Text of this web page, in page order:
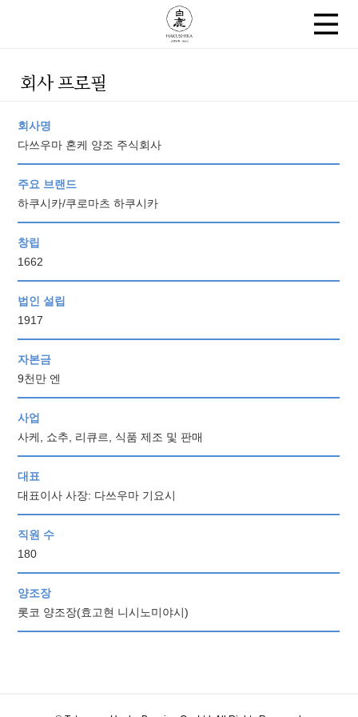
회사 프로필
회사명
다쓰우마 혼케 양조 주식회사
주요 브랜드
하쿠시카/쿠로마츠 하쿠시카
창립
1662
법인 설립
1917
자본금
9천만 엔
사업
사케, 쇼추, 리큐르, 식품 제조 및 판매
대표
대표이사 사장: 다쓰우마 기요시
직원 수
180
양조장
롯코 양조장(효고현 니시노미야시)